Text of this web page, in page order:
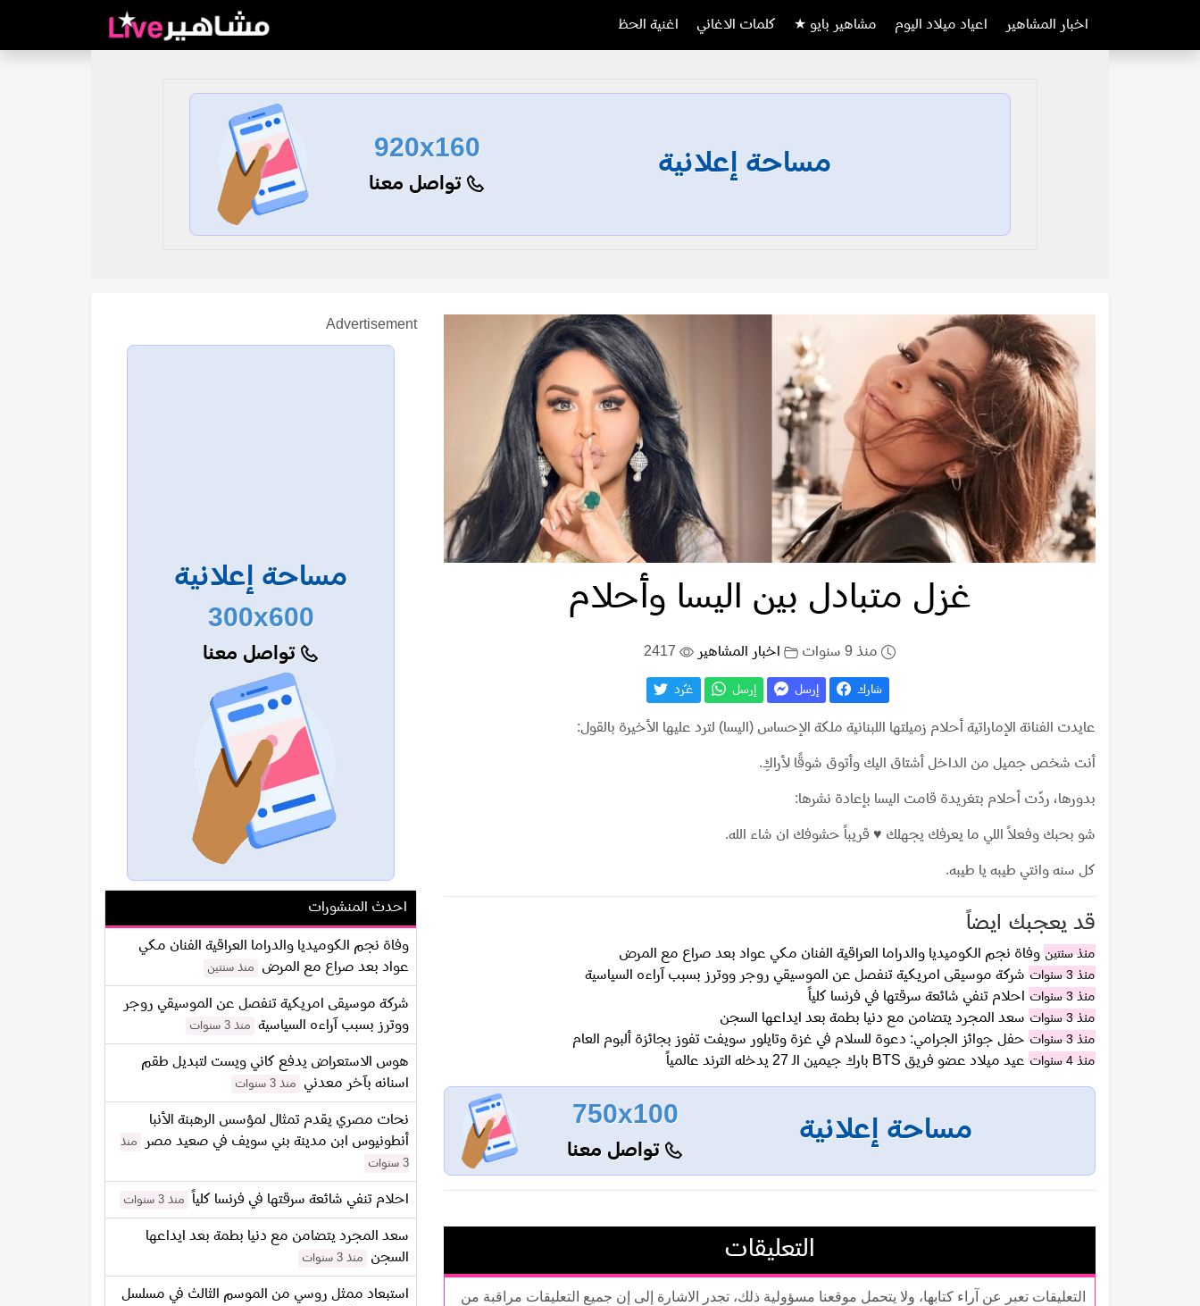
اخبار المشاهير اعياد ميلاد اليوم مشاهير بايو ★ كلمات الاغاني اغنية الحظ
مساحة إعلانية
920x160
تواصل معنا
غزل متبادل بين اليسا وأحلام
منذ 9 سنوات اخبار المشاهير
شارك إرسل إرسل غـّرد
عايدت الفنانة الإماراتية أحلام زميلتها اللبنانية ملكة الإحساس (اليسا) لترد عليها الأخيرة بالقول:
أنت شخص جميل من الداخل أشتاق اليك وأتوق شوقًا لأراكِ.
بدورها، ردّت أحلام بتغريدة قامت اليسا بإعادة نشرها:
شو بحبك وفعلاً اللي ما يعرفك يجهلك ♥ قريباً حشوفك ان شاء الله.
كل سنه وانتي طيبه يا طيبه.
قد يعجبك ايضاً
منذ سنتين وفاة نجم الكوميديا والدراما العراقية الفنان مكي عواد بعد صراع مع المرض
منذ 3 سنوات شركة موسيقى امريكية تنفصل عن الموسيقي روجر ووترز بسبب آراءه السياسية
منذ 3 سنوات احلام تنفي شائعة سرقتها في فرنسا كلياً
منذ 3 سنوات سعد المجرد يتضامن مع دنيا بطمة بعد ايداعها السجن
منذ 3 سنوات حفل جوائز الجرامي: دعوة للسلام في غزة وتايلور سويفت تفوز بجائزة ألبوم العام
منذ 4 سنوات عيد ميلاد عضو فريق BTS بارك جيمين الـ 27 يدخله الترند عالمياً
مساحة إعلانية
750x100
تواصل معنا
التعليقات
التعليقات تعبر عن آراء كتابها، ولا يتحمل موقعنا مسؤولية ذلك، تجدر الاشارة إلى إن جميع التعليقات مراقبة من
Advertisement
مساحة إعلانية
300x600
تواصل معنا
احدث المنشورات
وفاة نجم الكوميديا والدراما العراقية الفنان مكي
عواد بعد صراع مع المرض
منذ سنتين
شركة موسيقى امريكية تنفصل عن الموسيقي روجر
ووترز بسبب آراءه السياسية
منذ 3 سنوات
هوس الاستعراض يدفع كاني ويست لتبديل طقم
اسنانه بآخر معدني
منذ 3 سنوات
نحات مصري يقدم تمثال لمؤسس الرهبنة الأنبا
أنطونيوس ابن مدينة بني سويف في صعيد مصر
منذ
3 سنوات
احلام تنفي شائعة سرقتها في فرنسا كلياً منذ 3 سنوات
سعد المجرد يتضامن مع دنيا بطمة بعد ايداعها
السجن
منذ 3 سنوات
استبعاد ممثل روسي من الموسم الثالث في مسلسل